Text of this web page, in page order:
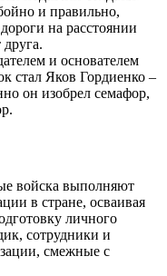
и правильно,
на расстоянии
и основателем
стал Яков Гордиенко –
он изобрел семафор,
войска выполняют
в стране, осваивая
личного
сотрудники и
смежные с